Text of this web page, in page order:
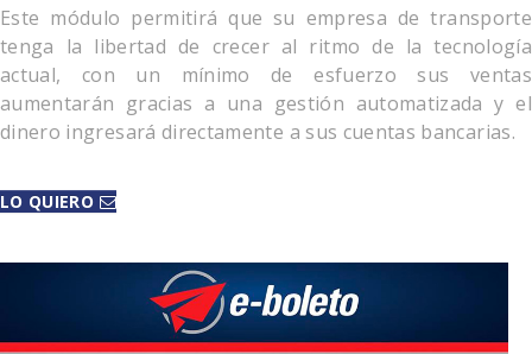
Este módulo permitirá que su empresa de transporte
tenga la libertad de crecer al ritmo de la tecnología
actual, con un mínimo de esfuerzo sus ventas
aumentarán gracias a una gestión automatizada y el
dinero ingresará directamente a sus cuentas bancarias.
LO QUIERO